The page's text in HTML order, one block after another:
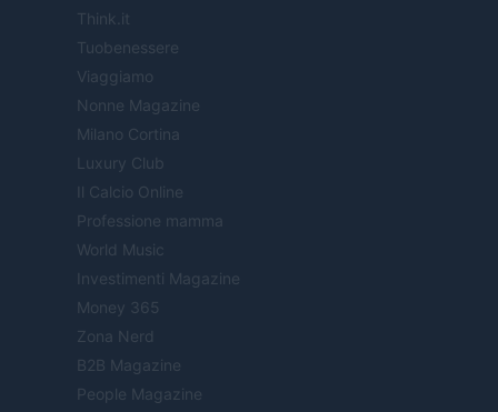
Think.it
Tuobenessere
Viaggiamo
Nonne Magazine
Milano Cortina
Luxury Club
Il Calcio Online
Professione mamma
World Music
Investimenti Magazine
Money 365
Zona Nerd
B2B Magazine
People Magazine